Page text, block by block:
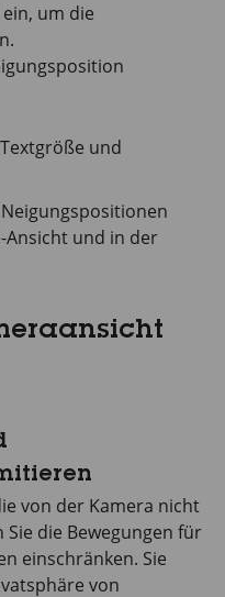
um die
und
Ansicht und in der
von der Kamera nicht
die Bewegungen für
einschränken. Sie
von